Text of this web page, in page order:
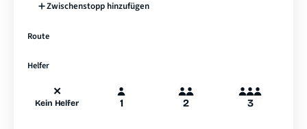
Zwischenstopp hinzufügen
Route
Helfer
✕
Kein Helfer 1 2 3